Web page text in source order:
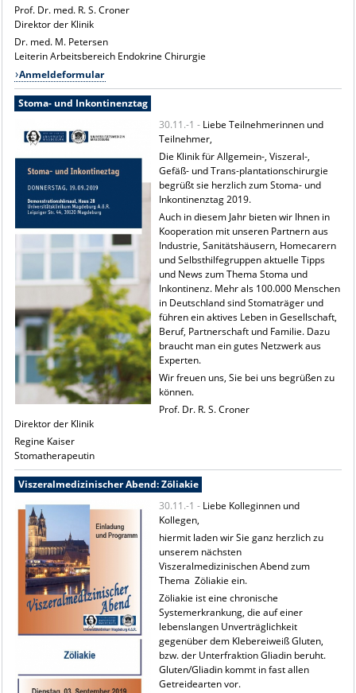
Prof. Dr. med. R. S. Croner
Direktor der Klinik
Dr. med. M. Petersen
Leiterin Arbeitsbereich Endokrine Chirurgie
Anmeldeformular
Stoma- und Inkontinenztag
30.11.-1 - Liebe Teilnehmerinnen und
Teilnehmer,
Die Klinik für Allgemein-, Viszeral-,
Gefäß- und Trans-plantationschirurgie
begrüßt sie herzlich zum Stoma- und
Inkontinenztag 2019.
Auch in diesem Jahr bieten wir Ihnen in
Kooperation mit unseren Partnern aus
Industrie, Sanitätshäusern, Homecarern
und Selbsthilfegruppen aktuelle Tipps
und News zum Thema Stoma und
Inkontinenz. Mehr als 100.000 Menschen
in Deutschland sind Stomaträger und
führen ein aktives Leben in Gesellschaft,
Beruf, Partnerschaft und Familie. Dazu
braucht man ein gutes Netzwerk aus
Experten.
Wir freuen uns, Sie bei uns begrüßen zu
können.
Prof. Dr. R. S. Croner
Direktor der Klinik
Regine Kaiser
Stomatherapeutin
Viszeralmedizinischer Abend: Zöliakie
30.11.-1 - Liebe Kolleginnen und
Kollegen,
hiermit laden wir Sie ganz herzlich zu
unserem nächsten
Viszeralmedizinischen Abend zum
Thema Zöliakie ein.
Zöliakie ist eine chronische
Systemerkrankung, die auf einer
lebenslangen Unverträglichkeit
gegenüber dem Klebereiweiß Gluten,
bzw. der Unterfraktion Gliadin beruht.
Gluten/Gliadin kommt in fast allen
Getreidearten vor.